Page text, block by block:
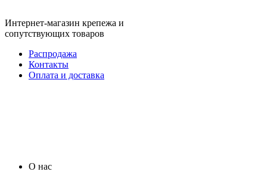
Интернет-магазин крепежа и
сопутствующих товаров
Распродажа
Контакты
Оплата и доставка
О нас